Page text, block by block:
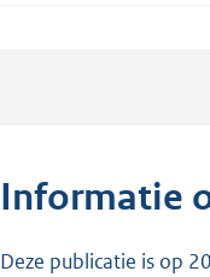
Informatie
Deze publicatie is op